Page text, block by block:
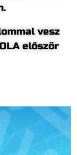
vesz
először